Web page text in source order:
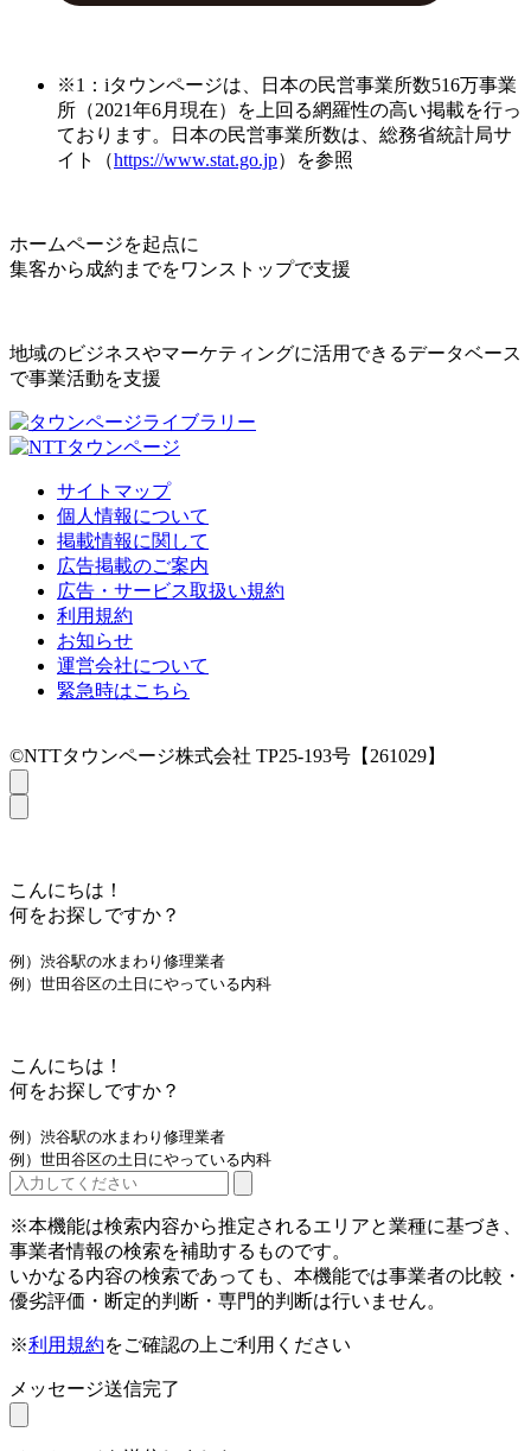
※1：iタウンページは、日本の民営事業所数516万事業
所（2021年6月現在）を上回る網羅性の高い掲載を行っ
ております。日本の民営事業所数は、総務省統計局サ
イト（https://www.stat.go.jp）を参照
ホームページを起点に
集客から成約までをワンストップで支援
地域のビジネスやマーケティングに活用できるデータベース
で事業活動を支援
サイトマップ
個人情報について
掲載情報に関して
広告掲載のご案内
広告・サービス取扱い規約
利用規約
お知らせ
運営会社について
緊急時はこちら
©NTTタウンページ株式会社 TP25-193号【261029】
こんにちは！
何をお探しですか？
例）渋谷駅の水まわり修理業者
例）世田谷区の土日にやっている内科
こんにちは！
何をお探しですか？
例）渋谷駅の水まわり修理業者
例）世田谷区の土日にやっている内科
※本機能は検索内容から推定されるエリアと業種に基づき、
事業者情報の検索を補助するものです。
いかなる内容の検索であっても、本機能では事業者の比較・
優劣評価・断定的判断・専門的判断は行いません。
※利用規約をご確認の上ご利用ください
メッセージ送信完了